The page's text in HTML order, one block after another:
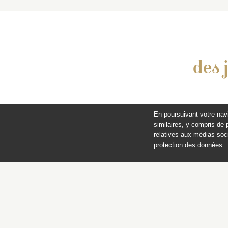
des
En poursuivant votre
similaires, y compris de
relatives aux médias
protection des données